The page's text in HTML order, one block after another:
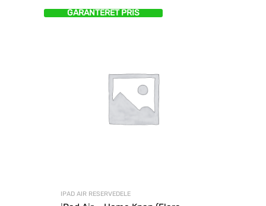
GARANTERET PRIS
IPAD AIR RESERVEDELE